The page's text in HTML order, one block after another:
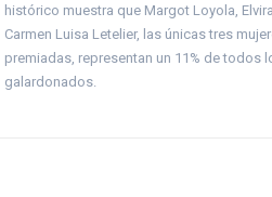
histórico muestra que Margot Loyola,
Carmen Luisa Letelier, las únicas tres
premiadas, representan un 11% de todos
galardonados.